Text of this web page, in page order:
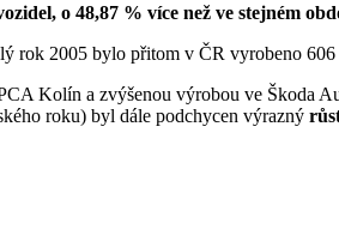
o 48,87 % více než ve stejném
rok 2005 bylo přitom v ČR vyrobeno
Kolín a zvýšenou výrobou ve Škoda
roku) byl dále podchycen výrazný